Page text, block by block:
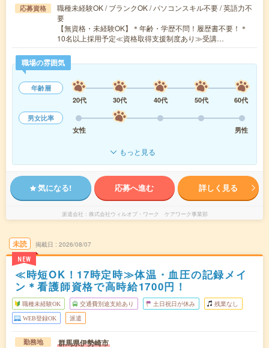
応募資格
職種未経験OK / ブランクOK / パソコンスキル不要 / 英語力不
要
【無資格・未経験OK】＊年齢・学歴不問！履歴書不要！＊
10名以上採用予定≪資格取得支援制度あり≫受講…
職場の雰囲気
年齢層
20代
30代 40代 50代
60代
男女比率
女性
男性
もっと見る
気になる! 応募へ進む 詳しく見る
派遣会社 株式会社ウィルオブ・ワーク ケアワーク事業部
未読
NEW
掲載日 2026/08/07
≪時短OK！17時定時≫体温・血圧の記録メイ
ン＊看護師資格で高時給1700円！
職種未経験OK 交通費別途支給あり 土日祝日が休み 残業なし
WEB登録OK 派遣
勤務地 群馬県伊勢崎市